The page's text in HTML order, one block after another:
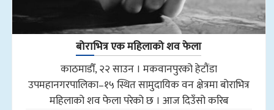
बोराभित्र एक महिलाको शव फेला
काठमाडौँ, २२ साउन । मकवानपुरको हेटौंडा
उपमहानगरपालिका–१५ स्थित सामुदायिक वन क्षेत्रमा बोराभित्र
महिलाको शव फेला परेको छ । आज दिउँसो करिब